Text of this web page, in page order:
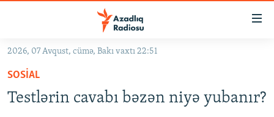
Əsas
qayıt
Əsas
GÜNDƏM
#İZAHLA
2026, 07 Avqust, cümə, Bakı vaxtı 22:51
SOSIAL
Testlərin cavabı bəzən niyə yubanır?